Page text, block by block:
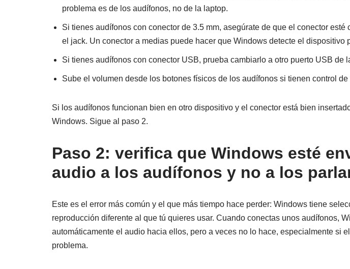
problema es de los audífonos, no de la laptop.
Si tienes audífonos con conector de 3.5 mm, asegúrate de que el conector esté
el jack. Un conector a medias puede hacer que Windows detecte el dispositivo
Si tienes audífonos con conector USB, prueba cambiarlo a otro puerto USB de
Sube el volumen desde los botones físicos de los audífonos si tienen control
Si los audífonos funcionan bien en otro dispositivo y el conector está bien
Windows. Sigue al paso 2.
Paso 2: verifica que Windows esté
audio a los audífonos y no a los
Este es el error más común y el que más tiempo hace perder: Windows tiene
reproducción diferente al que tú quieres usar. Cuando conectas unos audífonos,
automáticamente el audio hacia ellos, pero a veces no lo hace, especialmente si
problema.